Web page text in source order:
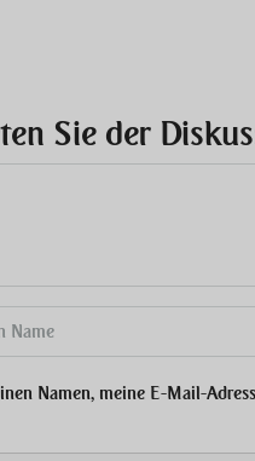
Sie der
Namen, meine E-Mail-